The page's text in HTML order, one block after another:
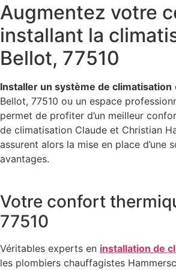
Augmentez votre
installant la
Bellot, 77510
Installer un système de climatisation
Bellot, 77510 ou un espace
permet de profiter d’un meilleur
de climatisation Claude et Christian
assurent alors la mise en place d’une
avantages.
Votre confort
77510
Véritables experts en installation de
les plombiers chauffagistes